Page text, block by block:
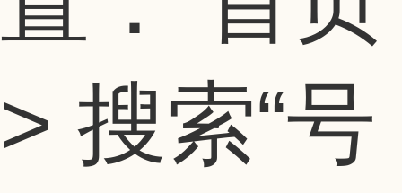
> 搜索“号